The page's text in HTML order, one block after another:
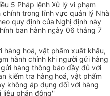
5 Pháp lệnh Xử lý vi phạm
chính trong lĩnh vực quản lý Nhà
quy định của Nghị định này
ban hành ngày 06 tháng 7
hàng hoá, vật phẩm xuất khẩu,
hành chính khi người gửi hàng
hàng thông báo đầy đủ với
kiểm tra hàng hoá, vật phẩm
không áp dụng đối với hàng
liệu phản động''.